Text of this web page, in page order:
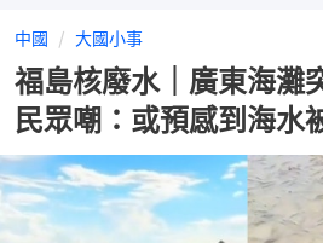
中國 大國小事
福島核廢水｜廣東海灘
民眾嘲：或預感到海水